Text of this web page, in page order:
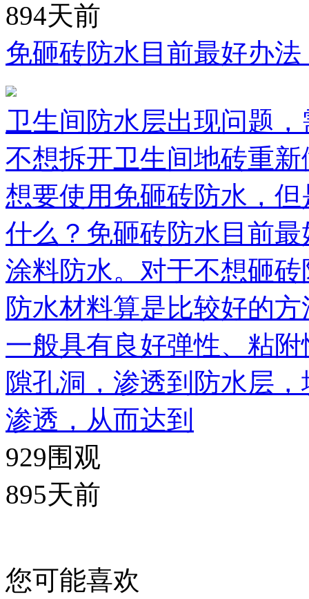
894天前
免砸砖防水目前最好办
卫生间防水层出现问题
不想拆开卫生间地砖重
想要使用免砸砖防水，
什么？免砸砖防水目前
涂料防水。对于不想砸
防水材料算是比较好的
一般具有良好弹性、粘
隙孔洞，渗透到防水层
渗透，从而达到
929围观
895天前
您可能喜欢